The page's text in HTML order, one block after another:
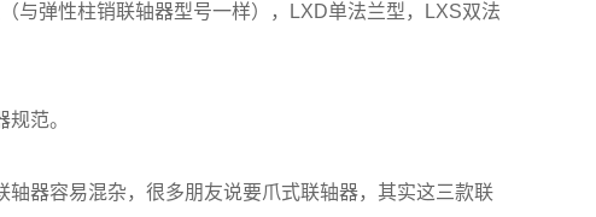
与弹性柱销联轴器型号一样），LXD单法兰型，LXS双法
范。
器容易混杂，很多朋友说要爪式联轴器，其实这三款联